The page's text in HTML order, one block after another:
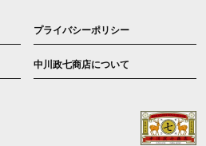
プライバシーポリシー
中川政七商店について